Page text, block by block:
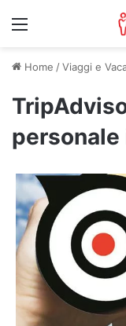
Menu
Home /Viaggi e
personale